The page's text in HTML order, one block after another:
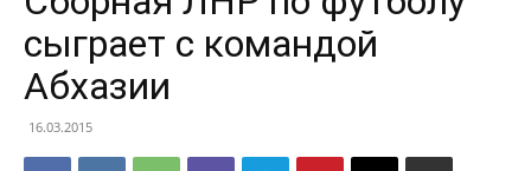
сыграет с командой
Абхазии
16.03.2015